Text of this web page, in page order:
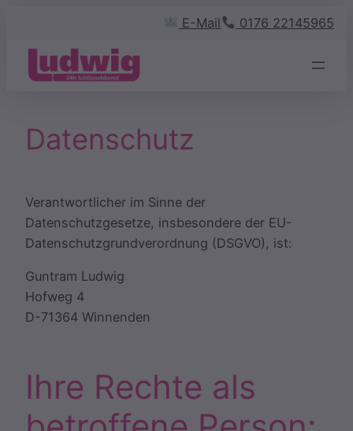
springen
E-Mail 0176 22145965
Datenschutz
Verantwortlicher im Sinne der
Datenschutzgesetze, insbesondere der EU-
Datenschutzgrundverordnung (DSGVO), ist:
Guntram Ludwig
Hofweg 4
D-71364 Winnenden
Ihre Rechte als